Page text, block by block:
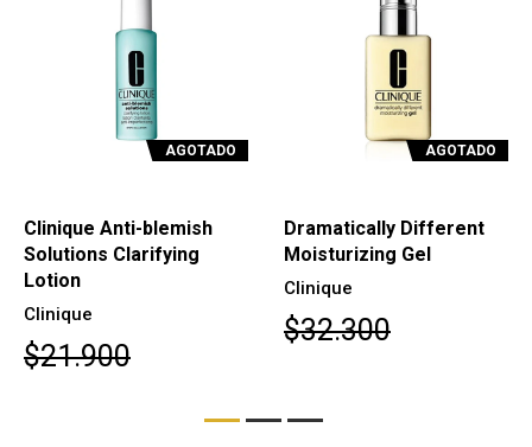
AGOTADO
Clinique Anti-blemish
Solutions Clarifying
Lotion
Clinique
$21.900
AGOTADO
Dramatically Different
Moisturizing Gel
Clinique
$32.300